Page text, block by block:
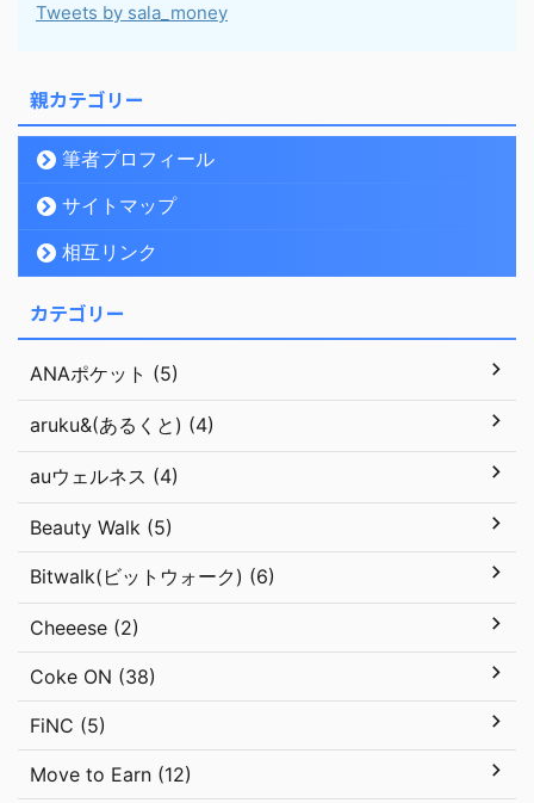
Tweets by sala_money
親カテゴリー
筆者プロフィール
サイトマップ
相互リンク
カテゴリー
ANAポケット (5)
aruku&(あるくと) (4)
auウェルネス (4)
Beauty Walk (5)
Bitwalk(ビットウォーク) (6)
Cheeese (2)
Coke ON (38)
FiNC (5)
Move to Earn (12)